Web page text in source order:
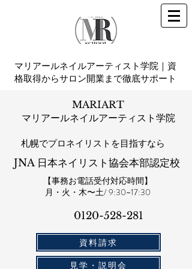
マリアールネイルアーティスト学院｜資
格取得からサロン開業まで徹底サポート
MARIART
マリアールネイルアーティスト学院
札幌​でプロネイリストを目指すなら
JNA 日本ネイリスト協会本部認定校
【事務お電話受付対応時間】
​月・火・木〜土/ 9:30~17:30
0120-528-281​
資料請求
見学・説明会